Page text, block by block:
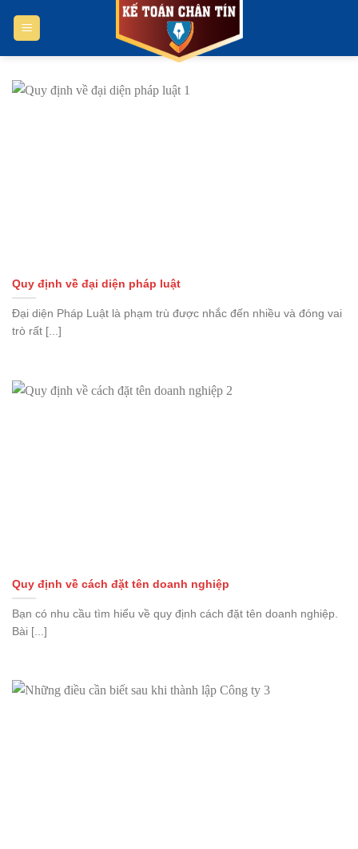
Quy định về đại diện pháp luật
Đại diện Pháp Luật là phạm trù được nhắc đến nhiều và đóng vai
trò rất [...]
Quy định về cách đặt tên doanh nghiệp
Bạn có nhu cầu tìm hiểu về quy định cách đặt tên doanh nghiệp.
Bài [...]